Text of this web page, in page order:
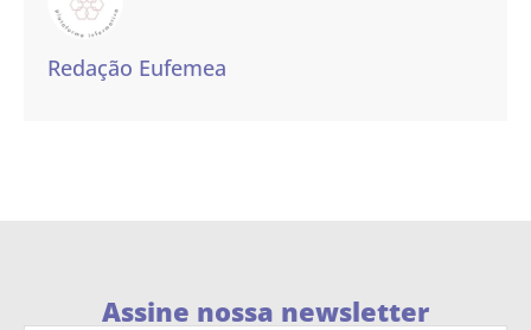
Redação Eufemea
Assine nossa newsletter